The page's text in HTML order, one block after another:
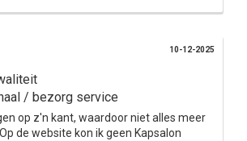
/ bezorg service
op z'n kant, waardoor niet alles meer
de website kon ik geen Kapsalon
10-12-2025